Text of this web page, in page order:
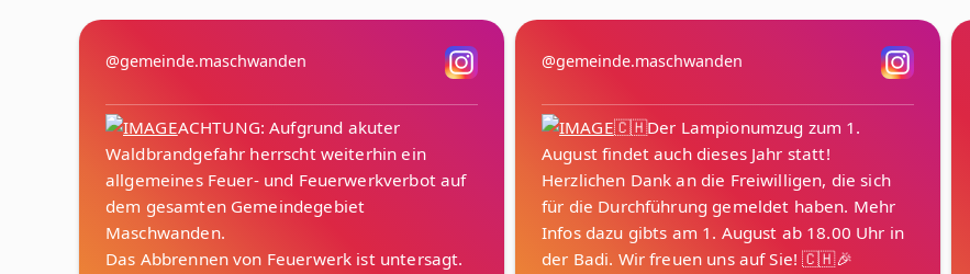
@gemeinde.maschwanden
ACHTUNG: Aufgrund akuter
Waldbrandgefahr herrscht weiterhin ein
allgemeines Feuer- und Feuerwerkverbot auf
dem gesamten Gemeindegebiet
Maschwanden.
@gemeinde.maschwanden
🇨🇭Der Lampionumzug zum 1.
August findet auch dieses Jahr statt!
Herzlichen Dank an die Freiwilligen, die sich
für die Durchführung gemeldet haben. Mehr
Infos dazu gibts am 1. August ab 18.00 Uhr in